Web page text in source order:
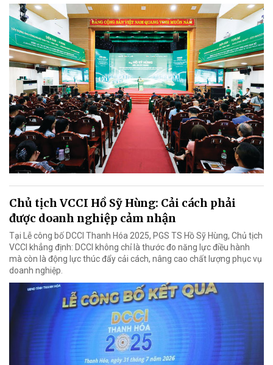
Chủ tịch VCCI Hồ Sỹ Hùng: Cải cách phải
được doanh nghiệp cảm nhận
Tại Lễ công bố DCCI Thanh Hóa 2025, PGS TS Hồ Sỹ Hùng, Chủ tịch
VCCI khẳng định: DCCI không chỉ là thước đo năng lực điều hành
mà còn là động lực thúc đẩy cải cách, nâng cao chất lượng phục vụ
doanh nghiệp.